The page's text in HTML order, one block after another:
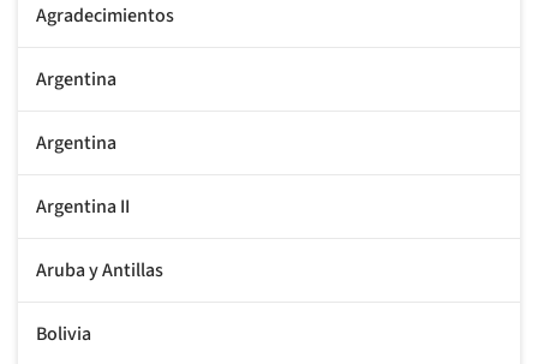
Agradecimientos
Argentina
Argentina
Argentina II
Aruba y Antillas
Bolivia